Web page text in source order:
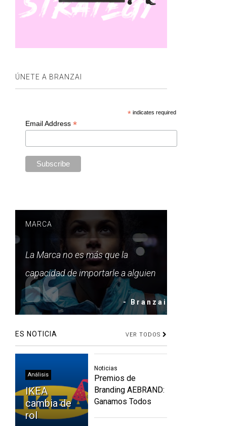
ÚNETE A BRANZAI
*indicates required
Email Address *
MARCA
La Marca no es más que la
capacidad de importarle a alguien
- Branzai
ES NOTICIA VER TODOS
Análisis
IKEA
cambia de
rol
Noticias
Premios de
Branding AEBRAND:
Ganamos Todos